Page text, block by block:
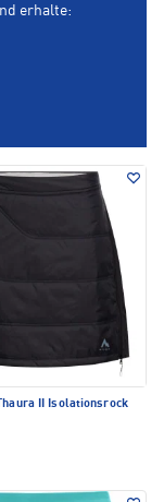
II Isolationsrock
erhalte: